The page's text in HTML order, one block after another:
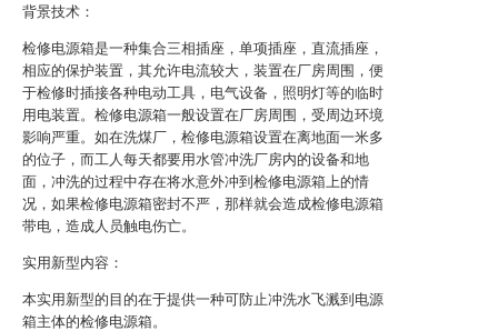
背景技术：
检修电源箱是一种集合三相插座，单项插座，直流插座，
相应的保护装置，其允许电流较大，装置在厂房周围，便
于检修时插接各种电动工具，电气设备，照明灯等的临时
用电装置。检修电源箱一般设置在厂房周围，受周边环境
影响严重。如在洗煤厂，检修电源箱设置在离地面一米多
的位子，而工人每天都要用水管冲洗厂房内的设备和地
面，冲洗的过程中存在将水意外冲到检修电源箱上的情
况，如果检修电源箱密封不严，那样就会造成检修电源箱
带电，造成人员触电伤亡。
实用新型内容：
本实用新型的目的在于提供一种可防止冲洗水飞溅到电源
箱主体的检修电源箱。